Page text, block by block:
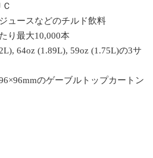
ースなどのチルド飲料
最大10,000本
64oz (1.89L), 59oz (1.75L)の3サ
のゲーブルトップカートン